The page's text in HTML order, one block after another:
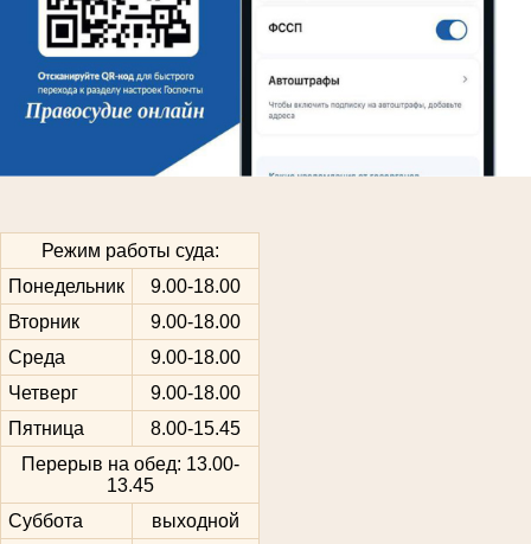
Режим работы суда:
Понедельник
9.00-18.00
Вторник
9.00-18.00
Среда
9.00-18.00
Четверг
9.00-18.00
Пятница
8.00-15.45
Перерыв на обед: 13.00-
13.45
Суббота
выходной